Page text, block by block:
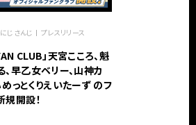
にじさんじ プレスリリース
CLUB」天宮こころ、魁
、早乙女ベリー、山神カ
めっとくりえいたーず のフ
規開設！